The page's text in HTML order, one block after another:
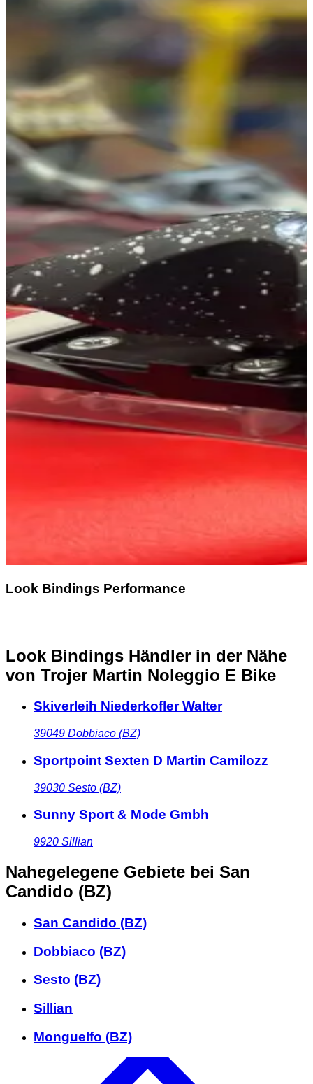
Look Bindings Performance
Look Bindings Händler in der Nähe
von Trojer Martin Noleggio E Bike
Skiverleih Niederkofler Walter
39049 Dobbiaco (BZ)
Sportpoint Sexten D Martin Camilozz
39030 Sesto (BZ)
Sunny Sport & Mode Gmbh
9920 Sillian
Nahegelegene Gebiete bei San
Candido (BZ)
San Candido (BZ)
Dobbiaco (BZ)
Sesto (BZ)
Sillian
Monguelfo (BZ)